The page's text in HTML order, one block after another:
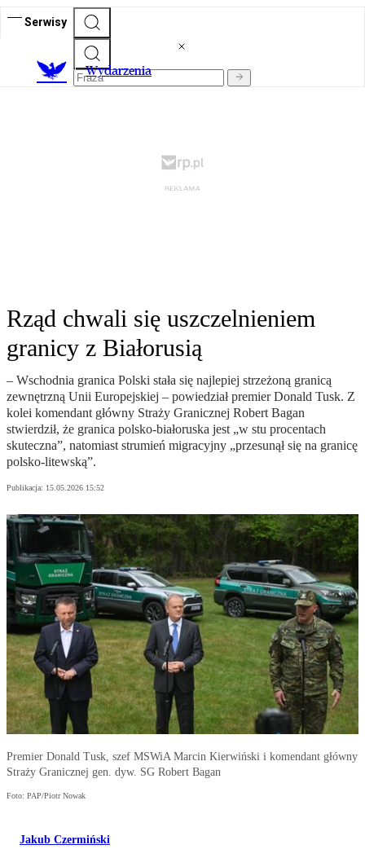
Serwisy
Wydarzenia
Rząd chwali się uszczelnieniem
granicy z Białorusią
– Wschodnia granica Polski stała się najlepiej strzeżoną granicą
zewnętrzną Unii Europejskiej – powiedział premier Donald Tusk. Z
kolei komendant główny Straży Granicznej Robert Bagan
stwierdził, że granica polsko-białoruska jest „w stu procentach
skuteczna”, natomiast strumień migracyjny „przesunął się na granicę
polsko-litewską”.
Publikacja: 15.05.2026 15:52
Premier Donald Tusk, szef MSWiA Marcin Kierwiński i komendant główny
Straży Granicznej gen. dyw. SG Robert Bagan
Foto: PAP/Piotr Nowak
Jakub Czermiński